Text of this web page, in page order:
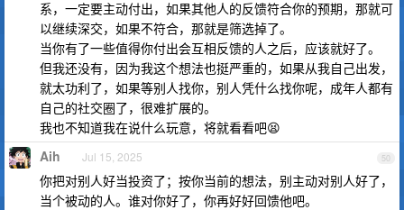
系，一定要主动付出，如果其他人的反馈符合你的预期，那就可
以继续深交，如果不符合，那就是筛选掉了。
当你有了一些值得你付出会互相反馈的人之后，应该就好了。
但我还没有，因为我这个想法也挺严重的，如果从我自己出发，
就太功利了，如果等别人找你，别人凭什么找你呢，成年人都有
自己的社交圈了，很难扩展的。
我也不知道我在说什么玩意，将就看看吧😫
50
Aih Jul 15, 2025
你把对别人好当投资了；按你当前的想法，别主动对别人好了，
当个被动的人。谁对你好了，你再好好回馈他吧。